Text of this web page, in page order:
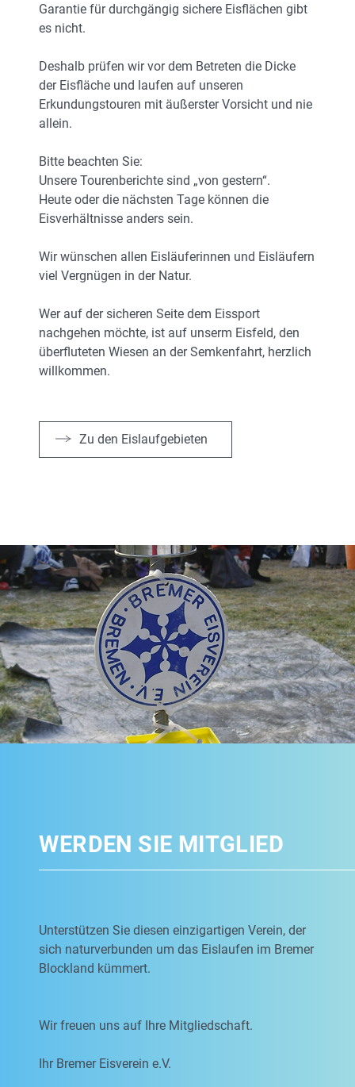
Garantie für durchgängig sichere Eisflächen gibt
es nicht.
Deshalb prüfen wir vor dem Betreten die Dicke
der Eisfläche und laufen auf unseren
Erkundungstouren mit äußerster Vorsicht und nie
allein.
Bitte beachten Sie:
Unsere Tourenberichte sind „von gestern“.
Heute oder die nächsten Tage können die
Eisverhältnisse anders sein.
Wir wünschen allen Eisläuferinnen und Eisläufern
viel Vergnügen in der Natur.
Wer auf der sicheren Seite dem Eissport
nachgehen möchte, ist auf unserm Eisfeld, den
überfluteten Wiesen an der Semkenfahrt, herzlich
willkommen.
Zu den Eislaufgebieten
WERDEN SIE MITGLIED
Unterstützen Sie diesen einzigartigen Verein, der
sich naturverbunden um das Eislaufen im Bremer
Blockland kümmert.
Wir freuen uns auf Ihre Mitgliedschaft.
Ihr Bremer Eisverein e.V.